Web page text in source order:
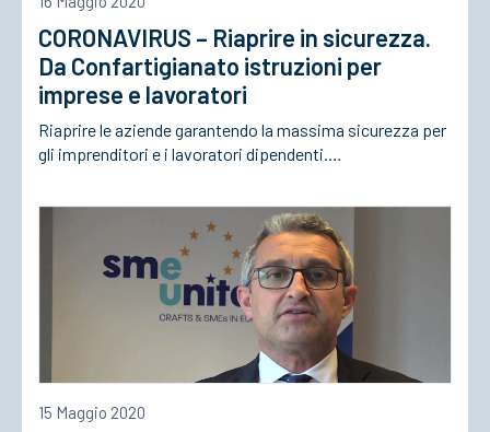
ACCEDI
CORONAVIRUS – Riaprire in sicurezza.
Da Confartigianato istruzioni per
imprese e lavoratori
Riaprire le aziende garantendo la massima sicurezza per
gli imprenditori e i lavoratori dipendenti.…
15 Maggio 2020